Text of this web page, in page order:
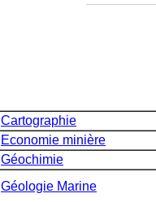
Cartographie
Economie minière
Géochimie
Géologie Marine